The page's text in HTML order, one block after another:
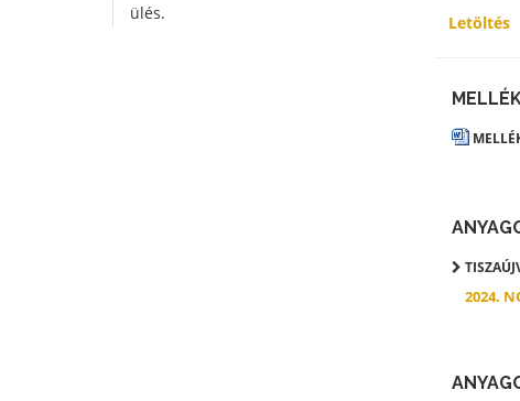
ülés.
Letöltés
2024.